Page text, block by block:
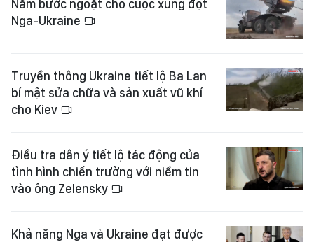
Năm bước ngoặt cho cuộc xung đột
Nga-Ukraine
Truyền thông Ukraine tiết lộ Ba Lan
bí mật sửa chữa và sản xuất vũ khí
cho Kiev
Điều tra dân ý tiết lộ tác động của
tình hình chiến trường với niềm tin
vào ông Zelensky
Khả năng Nga và Ukraine đạt được